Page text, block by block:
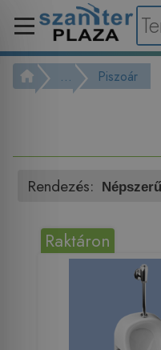
... Piszoár
Rendezés:
Raktáron